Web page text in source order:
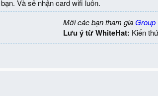
Và sẽ nhận card wifi luôn.
Mời các bạn tham gia Group
Lưu ý từ WhiteHat: Kiến